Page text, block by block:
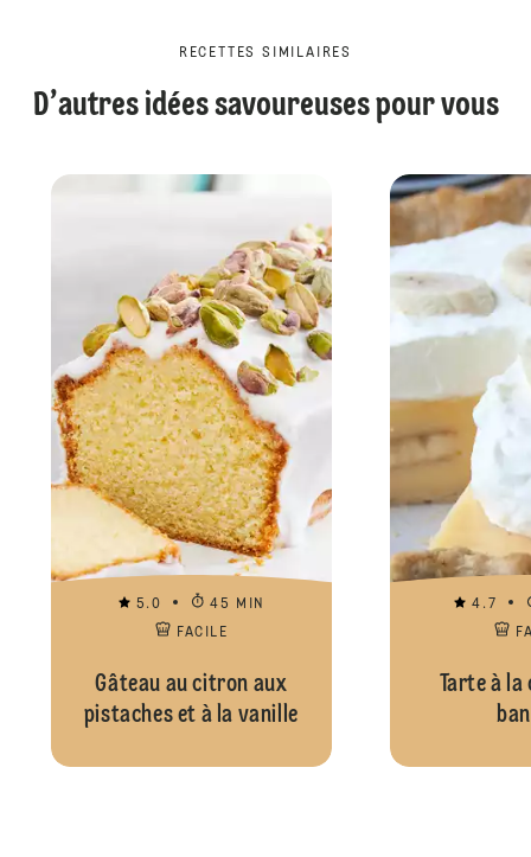
RECETTES SIMILAIRES
D’autres idées savoureuses pour vous
5.0
45 MIN
FACILE
Gâteau au citron aux
pistaches et à la vanille
4.7
Tarte à la